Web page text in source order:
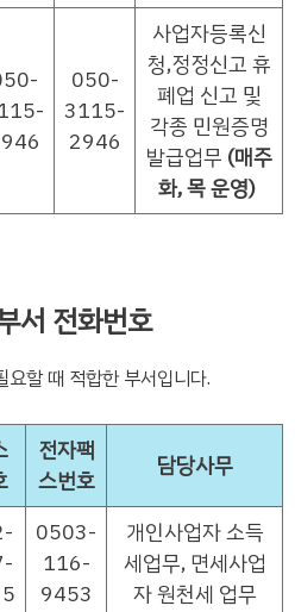
050-
3115-
2946
사업자등록신
청,정정신고 휴
폐업 신고 및
각종 민원증명
발급업무 (매주
화, 목 운영)
서 전화번호
요할 때 적합한 부서입니다.
전자팩
스번호
담당사무
0503-
116-
9453
개인사업자 소득
세업무, 면세사업
자 원천세 업무